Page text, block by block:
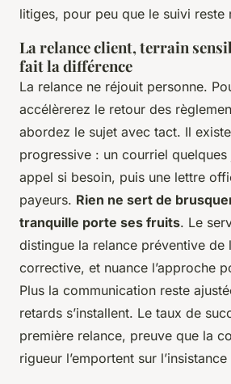
litiges, pour peu que le suivi reste
La relance client, terrain
fait la différence
La relance ne réjouit personne.
accélèrerez le retour des
abordez le sujet avec tact. Il
progressive : un courriel
appel si besoin, puis une lettre
payeurs. Rien ne sert de
tranquille porte ses fruits. Le
distingue la relance préventive de
corrective, et nuance l’approche
Plus la communication reste
retards s’installent. Le taux de
première relance, preuve que la
rigueur l’emportent sur